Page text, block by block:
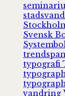
Svensk
typografi
vandring